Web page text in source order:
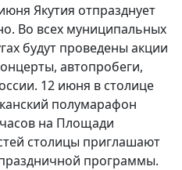
Якутия отпразднует
Во всех муниципальных
будут проведены акции
автопробеги,
12 июня в столице
полумарафон
часов на Площади
столицы приглашают
программы.